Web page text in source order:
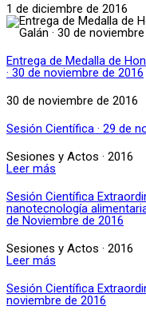
1 de diciembre de 2016
Entrega de Medalla de
· 30 de noviembre de 2016
30 de noviembre de 2016
Sesión Científica · 29 de
Sesiones y Actos · 2016
Leer más
Sesión Científica
nanotecnología
de Noviembre de 2016
Sesiones y Actos · 2016
Leer más
Sesión Científica
noviembre de 2016